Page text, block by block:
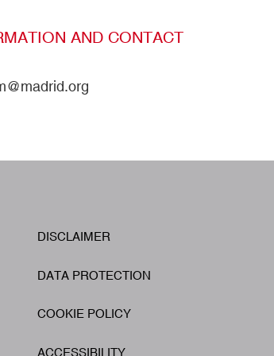
AND CONTACT
Footer
DISCLAIMER
DATA PROTECTION
COOKIE POLICY
ACCESSIBILITY